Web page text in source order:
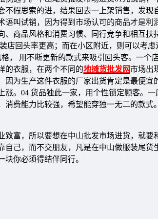
不假思索的进，结果回去一上架销售，发现
叫试销，因为得到市场认可的商品才是利
商品风格和消费习惯、同行竞争和相互扶
店回头率更高；而在小区附近，则可以考
， 用不断更新的款式来吸引回头客。一个
的衣服，在两个不同的地摊货批发网市场出
为生产这件衣服的厂家出货肯定是最便宜
。04 货品独此一家，用个性锁定顾客。
费能力比较强，希望能穿独一无二的款式
富，所以要想在中山批发市场进货，就要
己，而不交朋友，凡是在中山做服装尾货
你必须得结伴同行。